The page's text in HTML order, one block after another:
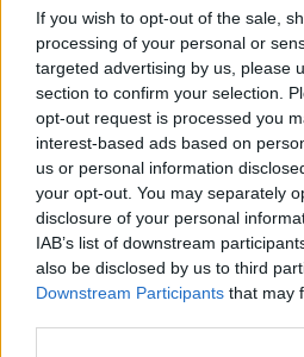
If you wish to opt-out of the sale,
processing of your personal or
targeted advertising by us, please
section to confirm your selection.
opt-out request is processed you
interest-based ads based on
us or personal information
your opt-out. You may separately
disclosure of your personal
IAB’s list of downstream
also be disclosed by us to third
Downstream Participants that may
Hagyományos
építenek, hogy
országot egy
kalinyingrádi vagy
fehéroroszországi
Novemberben
úgynevezett Keleti
erődítményeinek első